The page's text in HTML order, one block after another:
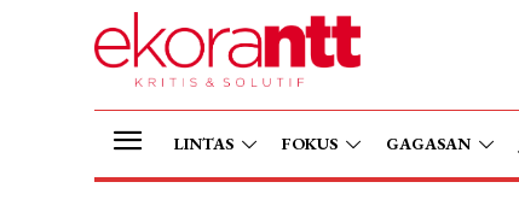
LINTAS FOKUS GAGASAN